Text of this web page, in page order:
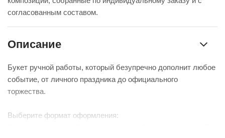
согласованным составом.
Описание
Букет ручной работы, который безупречно дополнит любое
событие, от личного праздника до официального
торжества.
Выберите формат оформления: